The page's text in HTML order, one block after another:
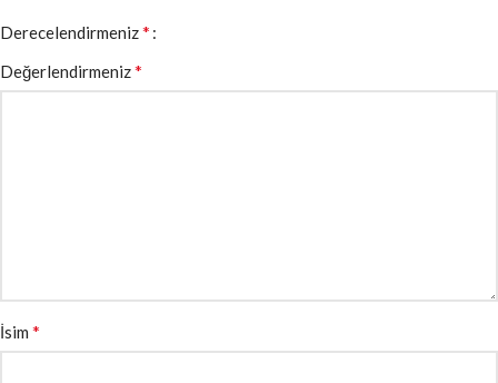
Derecelendirmeniz*
Değerlendirmeniz*
İsim *